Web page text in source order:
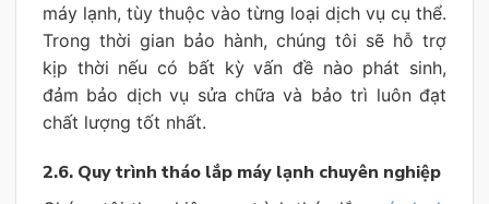
máy lạnh, tùy thuộc vào từng loại dịch vụ cụ thể.
Trong thời gian bảo hành, chúng tôi sẽ hỗ trợ
kịp thời nếu có bất kỳ vấn đề nào phát sinh,
đảm bảo dịch vụ sửa chữa và bảo trì luôn đạt
chất lượng tốt nhất.
2.6. Quy trình tháo lắp máy lạnh chuyên nghiệp